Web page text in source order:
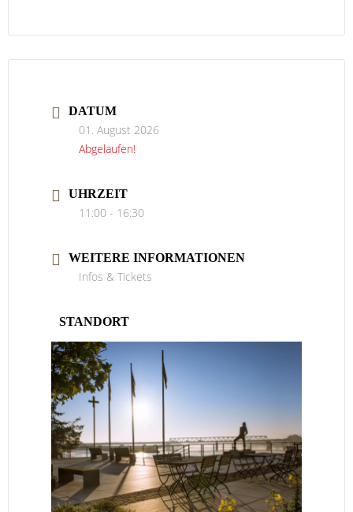
DATUM
01. August 2026
Abgelaufen!
UHRZEIT
11:00 - 16:30
WEITERE INFORMATIONEN
Infos & Tickets
STANDORT